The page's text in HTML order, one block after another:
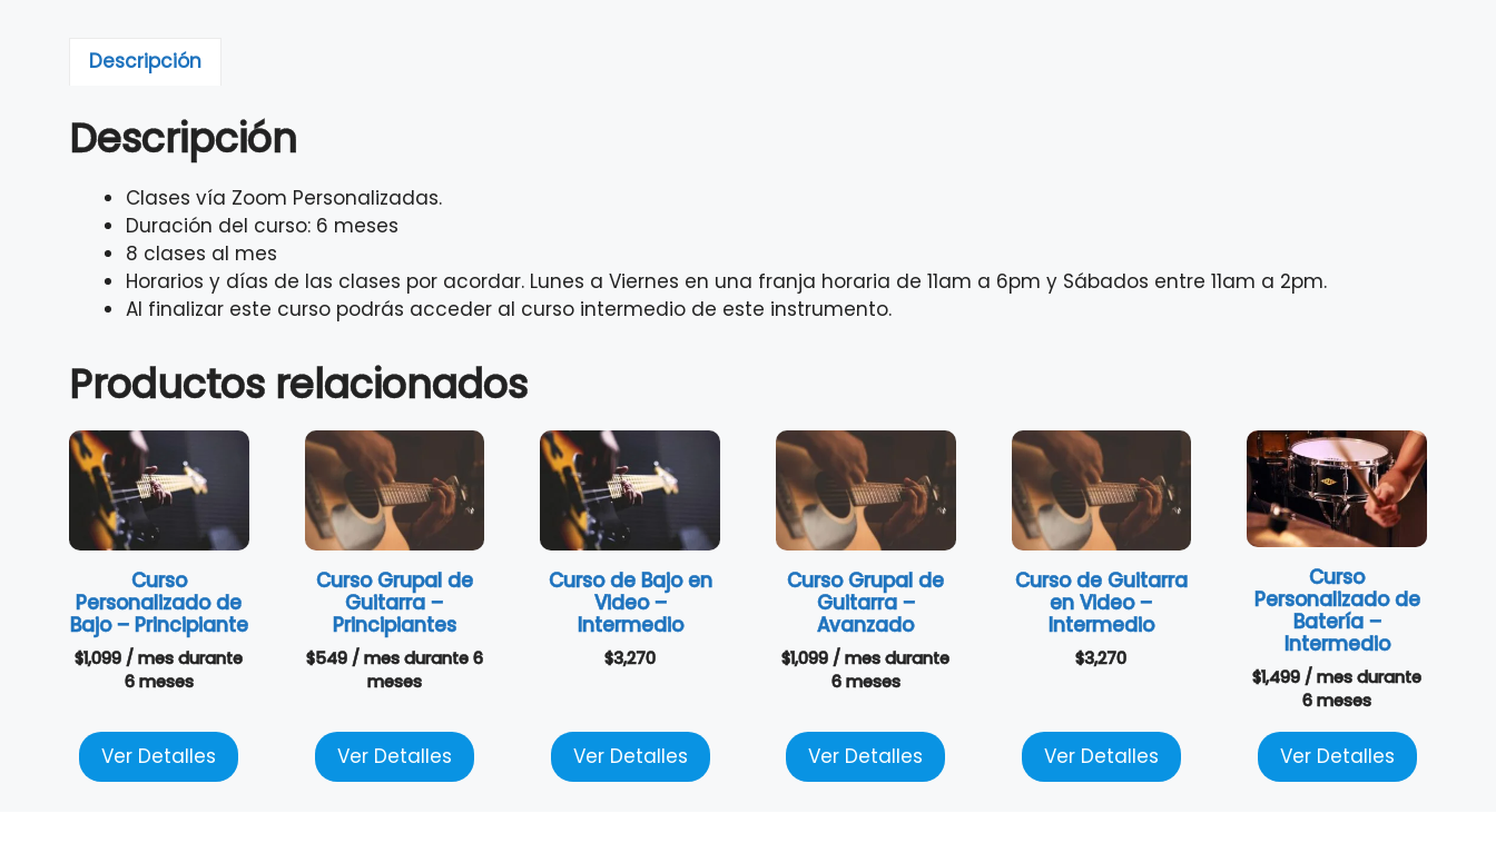
Descripción
Descripción
Clases vía Zoom Personalizadas.
Duración del curso: 6 meses
8 clases al mes
Horarios y días de las clases por acordar. Lunes a Viernes en una franja horaria de 11am a 6pm y Sábados entre 11am a 2pm.
Al finalizar este curso podrás acceder al curso intermedio de este instrumento.
Productos relacionados
Curso
Personalizado de
Bajo – Principiante
$1,099 / mes durante
6 meses
Ver Detalles
Curso Grupal de
Guitarra –
Principiantes
$549/ mesdurante 6
meses
Ver Detalles
Curso de Bajo en
Video –
Intermedio
$3,270
Ver Detalles
Curso Grupal de
Guitarra –
Avanzado
$1,099 / mes durante
6 meses
Ver Detalles
Curso de Guitarra
en Video –
Intermedio
$3,270
Ver Detalles
Curso
Personalizado de
Batería –
Intermedio
$1,499 / mes durante
6 meses
Ver Detalles